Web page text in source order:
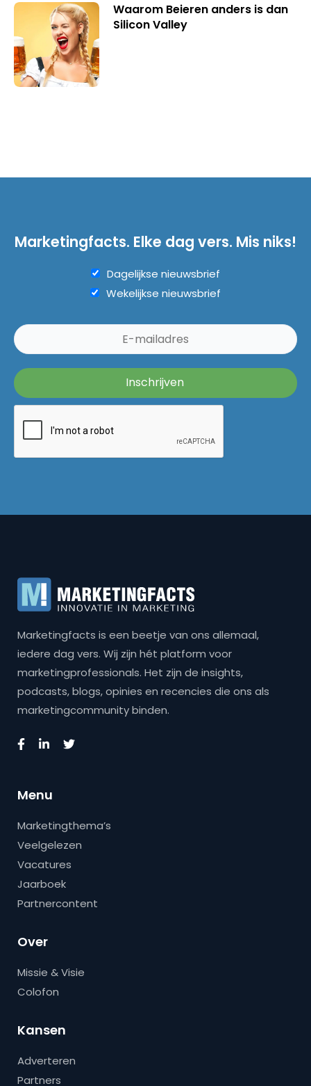
Waarom Beieren anders is dan
Silicon Valley
Marketingfacts. Elke dag vers. Mis niks!
Dagelijkse nieuwsbrief
Wekelijkse nieuwsbrief
Marketingfacts is een beetje van ons allemaal,
iedere dag vers. Wij zijn hét platform voor
marketingprofessionals. Het zijn de insights,
podcasts, blogs, opinies en recencies die ons als
marketingcommunity binden.
Menu
Marketingthema’s
Veelgelezen
Vacatures
Jaarboek
Partnercontent
Over
Missie & Visie
Colofon
Kansen
Adverteren
Partners